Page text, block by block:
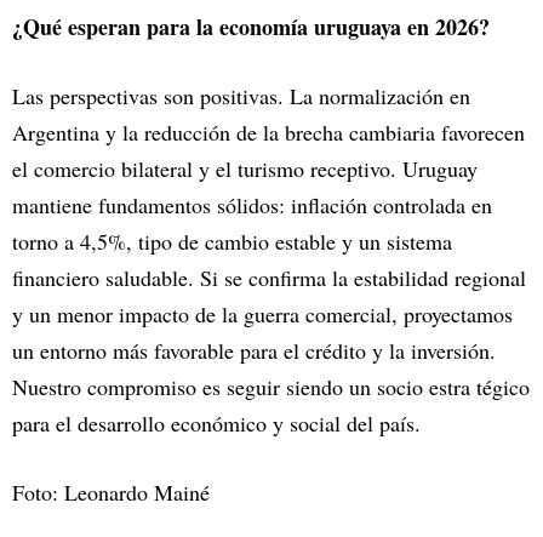
¿Qué esperan para la economía uruguaya en 2026?
Las perspectivas son positivas. La normalización en
Argentina y la reducción de la brecha cambiaria favorecen
el comercio bilateral y el turismo receptivo. Uruguay
mantiene fundamentos sólidos: inflación controlada en
torno a 4,5%, tipo de cambio estable y un sistema
financiero saludable. Si se confirma la estabilidad regional
y un menor impacto de la guerra comercial, proyectamos
un entorno más favorable para el crédito y la inversión.
Nuestro compromiso es seguir siendo un socio estra tégico
para el desarrollo económico y social del país.
Foto: Leonardo Mainé